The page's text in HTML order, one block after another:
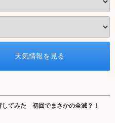
してみた 初回でまさかの全滅？！